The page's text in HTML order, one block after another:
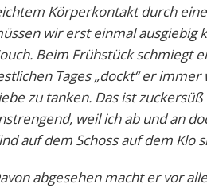
Körperkontakt durch
wir erst einmal ausgiebig
Beim Frühstück schmiegt
Tages „dockt“ er
zu tanken. Das ist
weil ich ab und an
auf dem Schoss auf dem Klo
abgesehen macht er vor